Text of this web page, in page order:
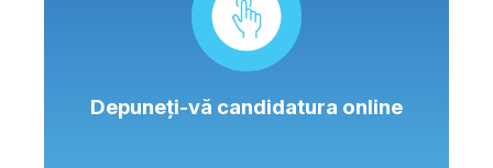
Depuneți-vă candidatura online